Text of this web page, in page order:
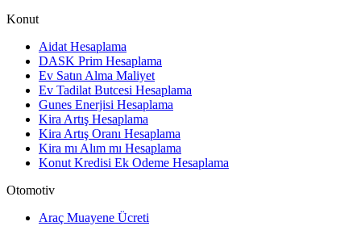
Konut
Aidat Hesaplama
DASK Prim Hesaplama
Ev Satın Alma Maliyet
Ev Tadilat Butcesi Hesaplama
Gunes Enerjisi Hesaplama
Kira Artış Hesaplama
Kira Artış Oranı Hesaplama
Kira mı Alım mı Hesaplama
Konut Kredisi Ek Odeme Hesaplama
Otomotiv
Araç Muayene Ücreti